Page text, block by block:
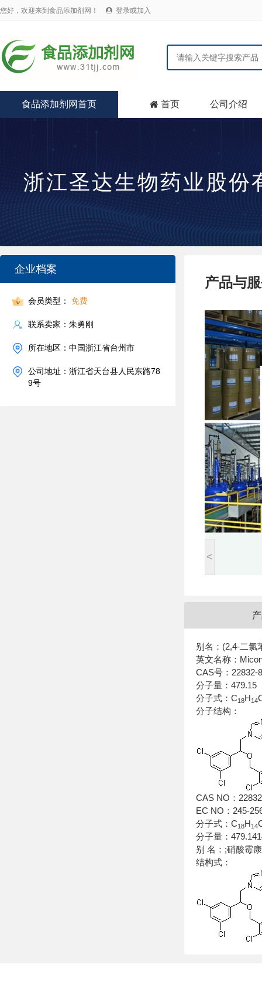
您好，欢迎来到食品添加剂网！  登录或加入
食品添加剂网首页  首页 公司介绍
浙江圣达生物药业股份
企业档案
会员类型： 免费
联系卖家：朱勇刚
所在地区：中国浙江省台州市
公司地址：浙江省天台县人民东路78
9号
产品与
<
别名：(2,4-二氯
英文名称：
CAS号：22832-
分子量：479.15
分子式：C18H14
分子结构：
CAS NO：
EC NO：245-
分子式：C18H14
分子量：
别 名：;硝酸霉
结构式：